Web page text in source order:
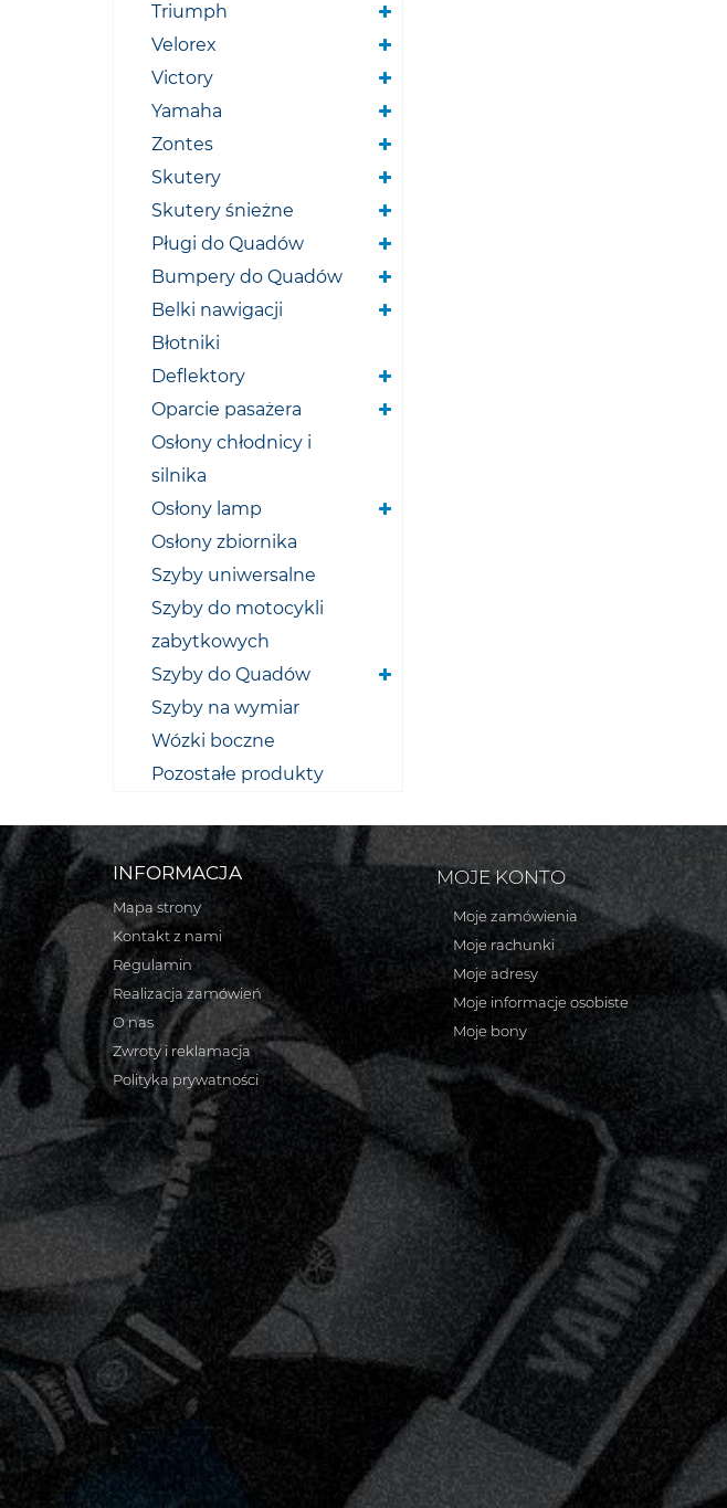
Triumph
Velorex
Victory
Yamaha
Zontes
Skutery
Skutery śnieżne
Pługi do Quadów
Bumpery do Quadów
Belki nawigacji
Błotniki
Deflektory
Oparcie pasażera
Osłony chłodnicy i
silnika
Osłony lamp
Osłony zbiornika
Szyby uniwersalne
Szyby do motocykli
zabytkowych
Szyby do Quadów
Szyby na wymiar
Wózki boczne
Pozostałe produkty
INFORMACJA
Mapa strony
Kontakt z nami
Regulamin
Realizacja zamówień
O nas
Zwroty i reklamacja
Polityka prywatności
MOJE KONTO
Moje zamówienia
Moje rachunki
Moje adresy
Moje informacje osobiste
Moje bony